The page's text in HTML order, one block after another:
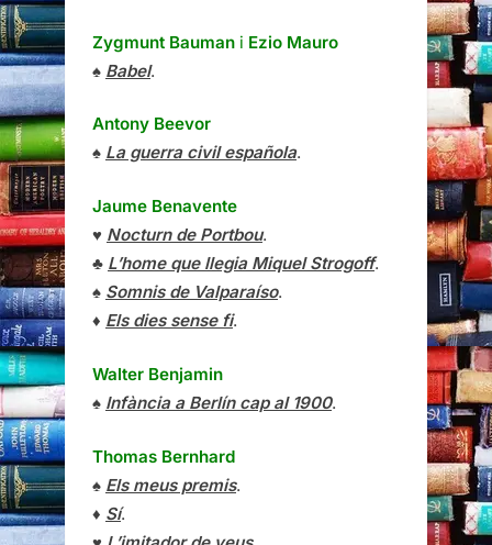
Zygmunt Bauman i Ezio Mauro
♠ Babel.
Antony Beevor
♠ La guerra civil española.
Jaume Benavente
♥ Nocturn de Portbou.
♣ L’home que llegia Miquel Strogoff.
♠ Somnis de Valparaíso.
♦ Els dies sense fi.
Walter Benjamin
♠ Infància a Berlín cap al 1900.
Thomas Bernhard
♠ Els meus premis.
♦ Sí.